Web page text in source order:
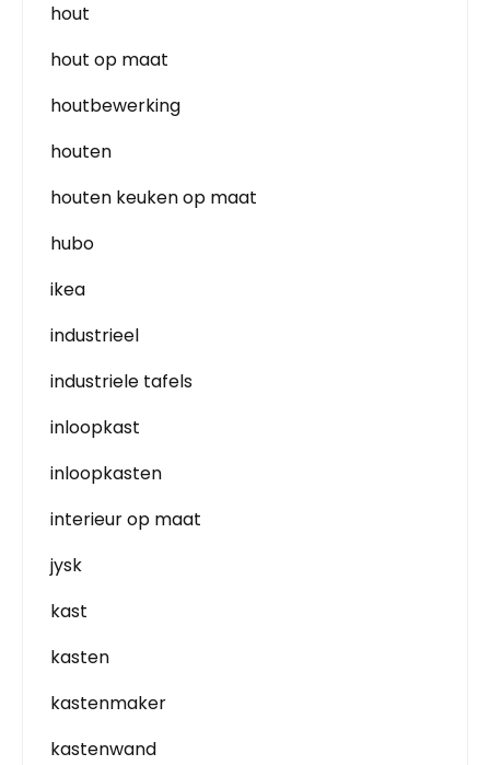
hout
hout op maat
houtbewerking
houten
houten keuken op maat
hubo
ikea
industrieel
industriele tafels
inloopkast
inloopkasten
interieur op maat
jysk
kast
kasten
kastenmaker
kastenwand